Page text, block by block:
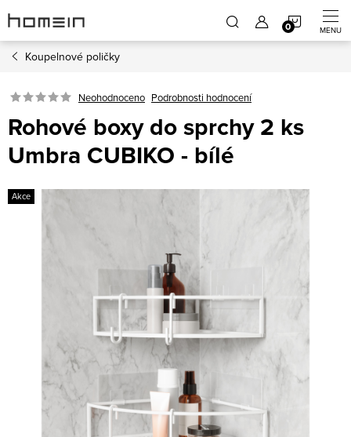
na
obsah
Koupelnové poličky
Neohodnoceno Podrobnosti hodnocení
Rohové boxy do sprchy 2 ks
Umbra CUBIKO - bílé
Akce